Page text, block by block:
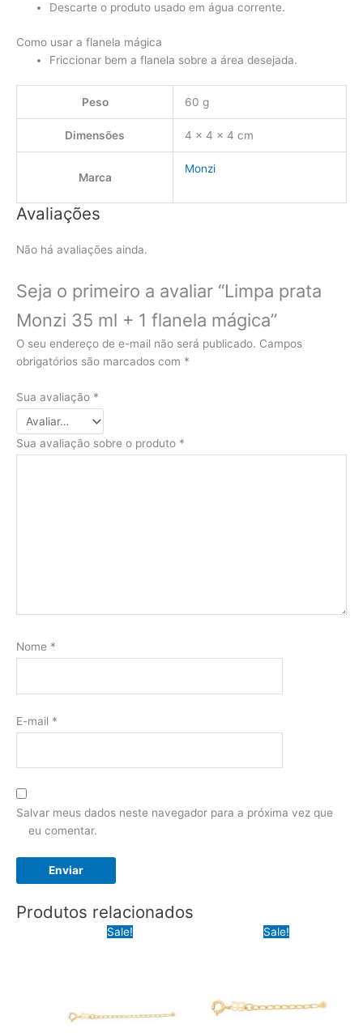
Descarte o produto usado em água corrente.
Como usar a flanela mágica
Friccionar bem a flanela sobre a área desejada.
Peso 60 g
Dimensões 4 × 4 × 4 cm
Marca
Monzi
Avaliações
Não há avaliações ainda.
Seja o primeiro a avaliar “Limpa prata
Monzi 35 ml + 1 flanela mágica”
O seu endereço de e-mail não será publicado. Campos
obrigatórios são marcados com *
Sua avaliação *
Sua avaliação sobre o produto *
Nome *
E-mail *
Salvar meus dados neste navegador para a próxima vez que
eu comentar.
Produtos relacionados
Sale! Sale!